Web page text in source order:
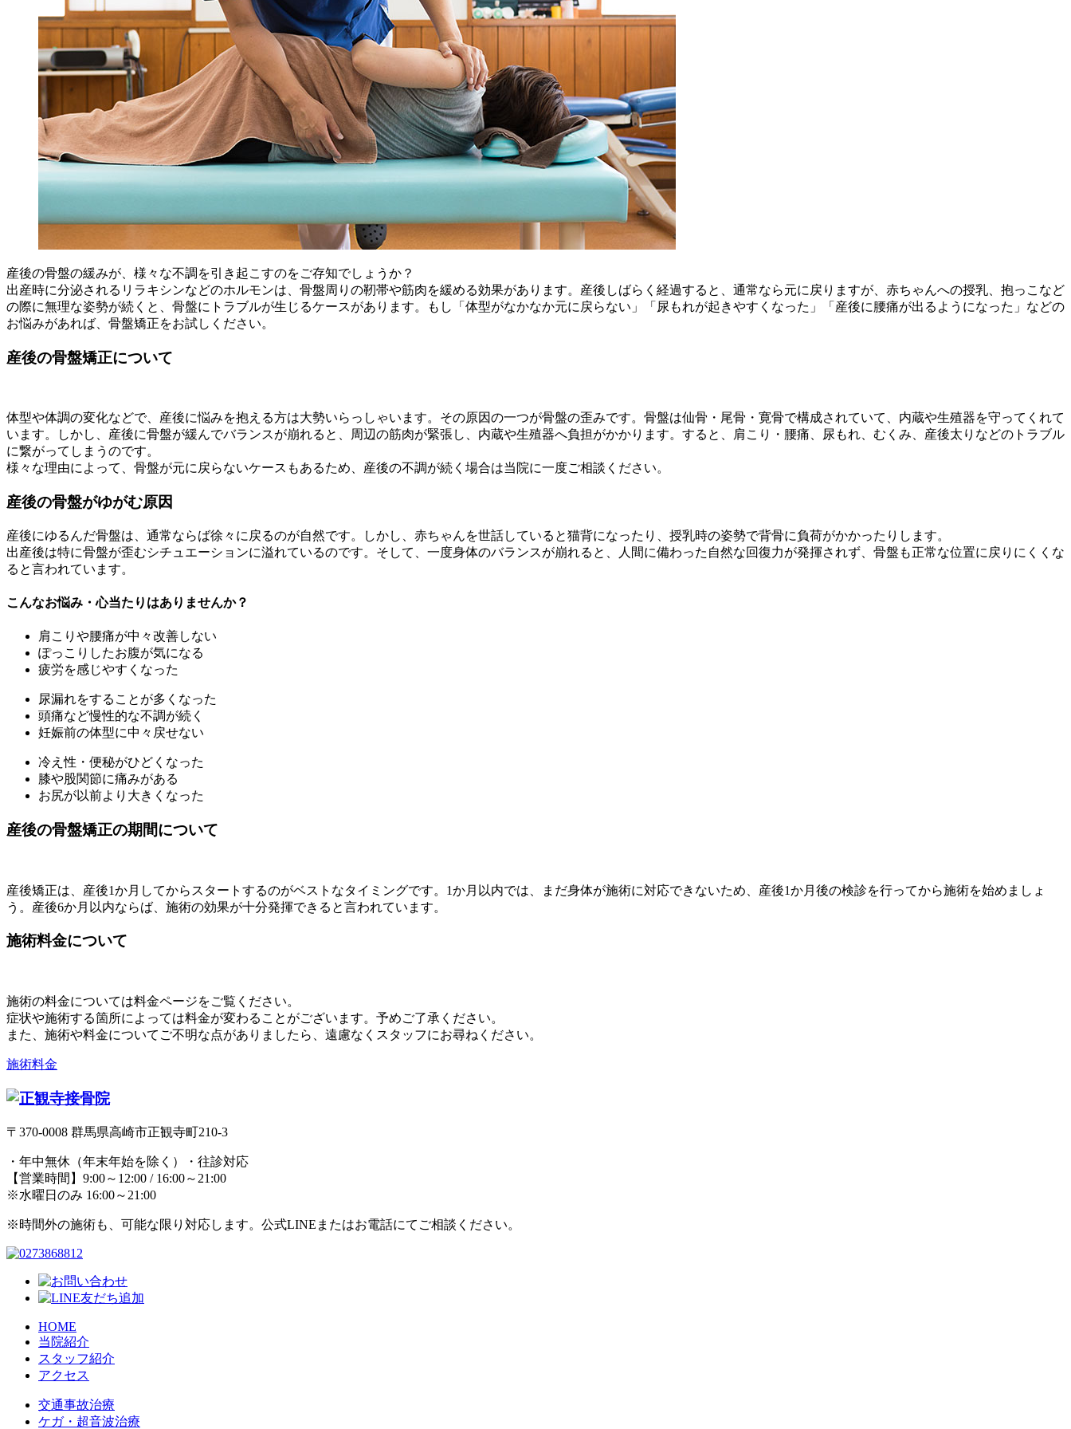
産後の骨盤の緩みが、様々な不調を引き起こすのをご存知でしょうか？
出産時に分泌されるリラキシンなどのホルモンは、骨盤周りの靭帯や筋肉を緩める効果があります。産後しばらく経過すると、通常なら元に戻りますが、赤ちゃんへの授乳、抱っこなど
の際に無理な姿勢が続くと、骨盤にトラブルが生じるケースがあります。もし「体型がなかなか元に戻らない」「尿もれが起きやすくなった」「産後に腰痛が出るようになった」などの
お悩みがあれば、骨盤矯正をお試しください。
産後の骨盤矯正について
体型や体調の変化などで、産後に悩みを抱える方は大勢いらっしゃいます。その原因の一つが骨盤の歪みです。骨盤は仙骨・尾骨・寛骨で構成されていて、内蔵や生殖器を守ってくれて
います。しかし、産後に骨盤が緩んでバランスが崩れると、周辺の筋肉が緊張し、内蔵や生殖器へ負担がかかります。すると、肩こり・腰痛、尿もれ、むくみ、産後太りなどのトラブル
に繋がってしまうのです。
様々な理由によって、骨盤が元に戻らないケースもあるため、産後の不調が続く場合は当院に一度ご相談ください。
産後の骨盤がゆがむ原因
産後にゆるんだ骨盤は、通常ならば徐々に戻るのが自然です。しかし、赤ちゃんを世話していると猫背になったり、授乳時の姿勢で背骨に負荷がかかったりします。
出産後は特に骨盤が歪むシチュエーションに溢れているのです。そして、一度身体のバランスが崩れると、人間に備わった自然な回復力が発揮されず、骨盤も正常な位置に戻りにくくな
ると言われています。
こんなお悩み・心当たりはありませんか？
肩こりや腰痛が中々改善しない
ぽっこりしたお腹が気になる
疲労を感じやすくなった
尿漏れをすることが多くなった
頭痛など慢性的な不調が続く
妊娠前の体型に中々戻せない
冷え性・便秘がひどくなった
膝や股関節に痛みがある
お尻が以前より大きくなった
産後の骨盤矯正の期間について
産後矯正は、産後1か月してからスタートするのがベストなタイミングです。1か月以内では、まだ身体が施術に対応できないため、産後1か月後の検診を行ってから施術を始めましょ
う。産後6か月以内ならば、施術の効果が十分発揮できると言われています。
施術料金について
施術の料金については料金ページをご覧ください。
症状や施術する箇所によっては料金が変わることがございます。予めご了承ください。
また、施術や料金についてご不明な点がありましたら、遠慮なくスタッフにお尋ねください。
施術料金
〒370-0008 群馬県高崎市正観寺町210-3
・年中無休（年末年始を除く）・往診対応
【営業時間】9:00～12:00 / 16:00～21:00
※水曜日のみ 16:00～21:00
※時間外の施術も、可能な限り対応します。公式LINEまたはお電話にてご相談ください。
HOME
当院紹介
スタッフ紹介
アクセス
交通事故治療
ケガ・超音波治療